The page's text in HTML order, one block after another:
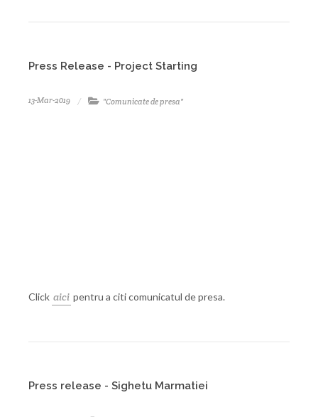
Press Release - Project Starting
13-Mar-2019 "Comunicate de presa"
Click aici pentru a citi comunicatul de presa.
Press release - Sighetu Marmatiei